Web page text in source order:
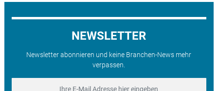
NEWSLETTER
Newsletter abonnieren und keine Branchen-News mehr
verpassen.